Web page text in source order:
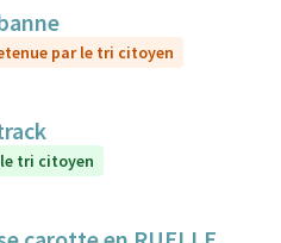
par le tri citoyen
tri citoyen